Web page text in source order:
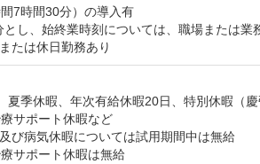
7時間30分）の導入有
し、始終業時刻については、職場または業
たは休日勤務あり
夏季休暇、年次有給休暇20日、特別休暇（
サポート休暇など
び病気休暇については試用期間中は無給
サポート休暇は無給